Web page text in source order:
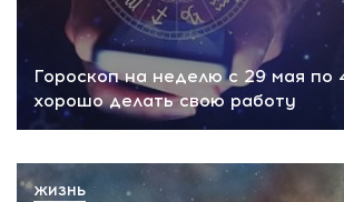
Гороскоп на неделю с 29 мая по
хорошо делать свою работу
ЖИЗНЬ